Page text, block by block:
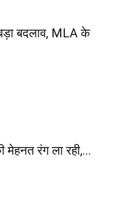
बड़ा बदलाव, MLA के
रंग ला रही,...